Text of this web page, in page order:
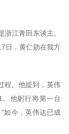
江青田东谈主。
日，黄仁勋在我方
程。他提到，英伟
他躬行将第一台
如今，英伟达已成